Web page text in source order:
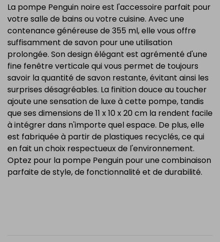
La pompe Penguin noire est l'accessoire parfait pour
votre salle de bains ou votre cuisine. Avec une
contenance généreuse de 355 ml, elle vous offre
suffisamment de savon pour une utilisation
prolongée. Son design élégant est agrémenté d'une
fine fenêtre verticale qui vous permet de toujours
savoir la quantité de savon restante, évitant ainsi les
surprises désagréables. La finition douce au toucher
ajoute une sensation de luxe à cette pompe, tandis
que ses dimensions de 11 x 10 x 20 cm la rendent facile
à intégrer dans n'importe quel espace. De plus, elle
est fabriquée à partir de plastiques recyclés, ce qui
en fait un choix respectueux de l'environnement.
Optez pour la pompe Penguin pour une combinaison
parfaite de style, de fonctionnalité et de durabilité.